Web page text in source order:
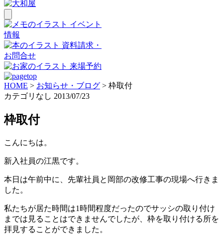
イベント
情報
資料請求・
お問合せ
来場予約
HOME > お知らせ・ブログ > 枠取付
カテゴリなし 2013/07/23
枠取付
こんにちは。
新入社員の江黒です。
本日は午前中に、先輩社員と岡部の改修工事の現場へ行きま
した。
私たちが居た時間は1時間程度だったのでサッシの取り付け
までは見ることはできませんでしたが、枠を取り付ける所を
拝見することができました。